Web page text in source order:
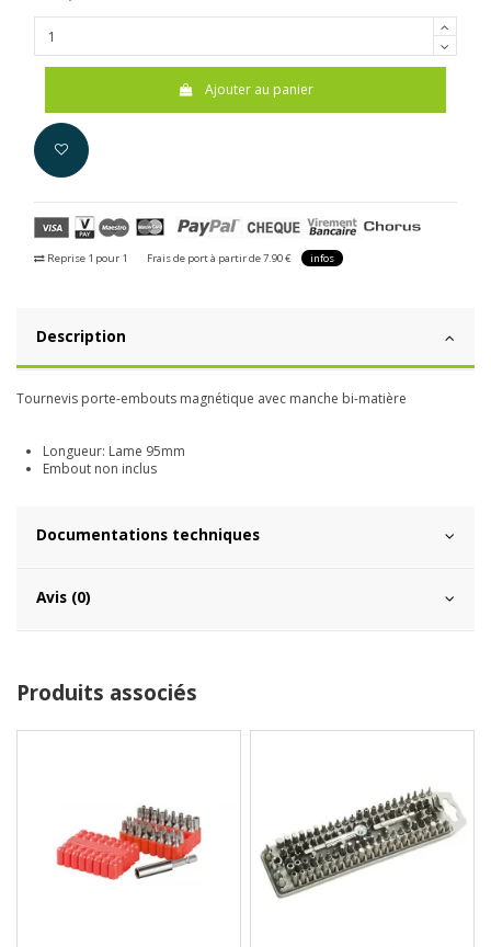
Ajouter au panier
Reprise 1 pour 1 Frais de port à partir de 7.90 € infos
Description
Tournevis porte-embouts magnétique avec manche bi-matière
Longueur: Lame 95mm
Embout non inclus
Documentations techniques
Avis (0)
Produits associés